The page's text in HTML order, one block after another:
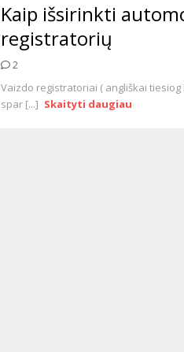
Kaip išsirinkti
registratorių
2
Vaizdo registratoriai ( angliškai tiesiog
spar [...] Skaityti daugiau